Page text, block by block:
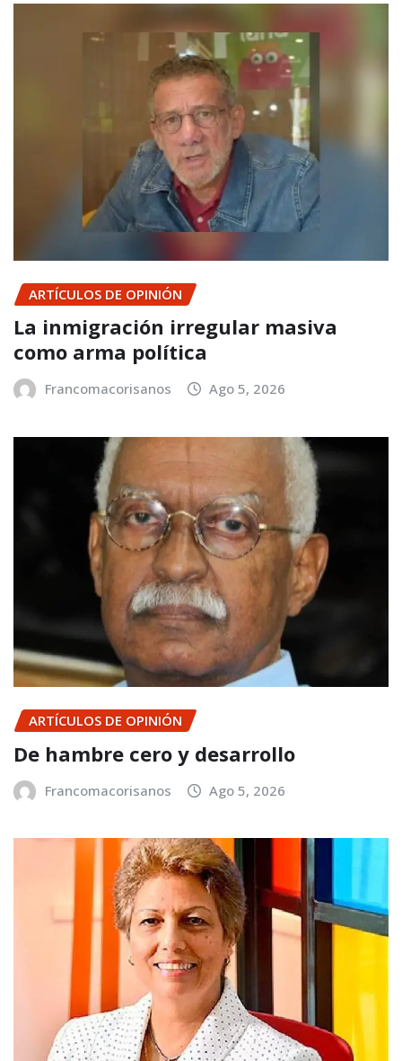
ARTÍCULOS DE OPINIÓN
La inmigración irregular masiva
como arma política
Francomacorisanos Ago 5, 2026
ARTÍCULOS DE OPINIÓN
De hambre cero y desarrollo
Francomacorisanos Ago 5, 2026